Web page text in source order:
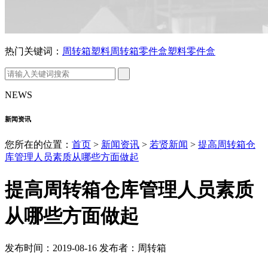
热门关键词： 周转箱塑料周转箱零件盒塑料零件盒
NEWS
新闻资讯
您所在的位置： 首页 > 新闻资讯 > 若贤新闻 > 提高周转箱仓
库管理人员素质从哪些方面做起
提高周转箱仓库管理人员素质
从哪些方面做起
发布时间：2019-08-16 发布者：周转箱